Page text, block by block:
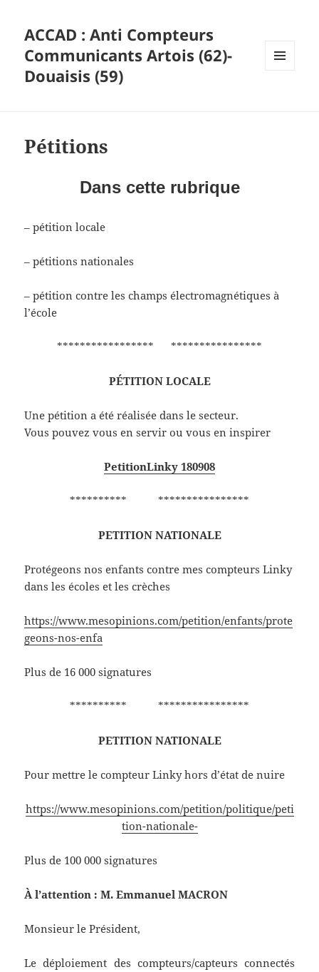
ACCAD : Anti Compteurs
Communicants Artois (62)-
Douaisis (59)
Pétitions
Dans cette rubrique
– pétition locale
– pétitions nationales
– pétition contre les champs électromagnétiques à
l’école
***************** ****************
PÉTITION LOCALE
Une pétition a été réalisée dans le secteur.
Vous pouvez vous en servir ou vous en inspirer
PetitionLinky 180908
********** ****************
PETITION NATIONALE
Protégeons nos enfants contre mes compteurs Linky
dans les écoles et les crèches
https://www.mesopinions.com/petition/enfants/prote
geons-nos-enfa
Plus de 16 000 signatures
********** ****************
PETITION NATIONALE
Pour mettre le compteur Linky hors d’état de nuire
https://www.mesopinions.com/petition/politique/peti
tion-nationale-
Plus de 100 000 signatures
À l’attention : M. Emmanuel MACRON
Monsieur le Président,
Le déploiement des compteurs/capteurs connectés